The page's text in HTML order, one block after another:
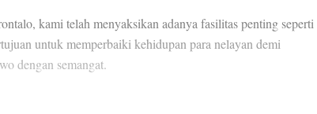
kami telah menyaksikan adanya fasilitas penting seperti
untuk memperbaiki kehidupan para nelayan demi
dengan semangat.